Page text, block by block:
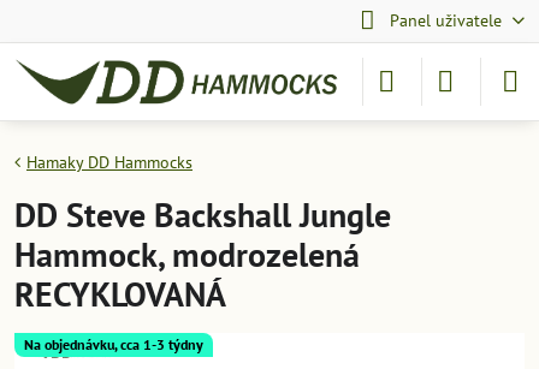
Panel uživatele
Na objednávku, cca 1-3 týdny
Hamaky DD Hammocks
DD Steve Backshall Jungle
Hammock, modrozelená
RECYKLOVANÁ